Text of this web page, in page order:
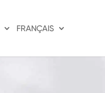
FRANÇAIS